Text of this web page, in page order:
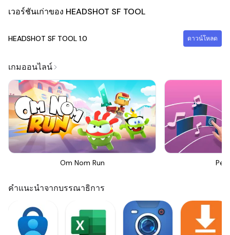
เวอร์ชันเก่าของ HEADSHOT SF TOOL
HEADSHOT SF TOOL 1.0 ดาวน์โหลด
เกมออนไลน์
Om Nom Run
คำแนะนำจากบรรณาธิการ